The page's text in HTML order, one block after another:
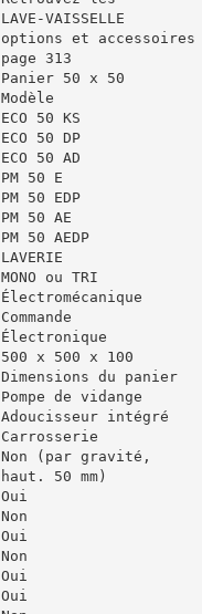
LAVE-VAISSELLE
options et accessoires
page 313
Panier 50 x 50
Modèle
ECO 50 KS
ECO 50 DP
ECO 50 AD
PM 50 E
PM 50 EDP
PM 50 AE
PM 50 AEDP
LAVERIE
MONO ou TRI
Électromécanique
Commande
Électronique
500 x 500 x 100
Dimensions du panier
Pompe de vidange
Adoucisseur intégré
Carrosserie
Non (par gravité,
haut. 50 mm)
Oui
Non
Oui
Non
Oui
Oui